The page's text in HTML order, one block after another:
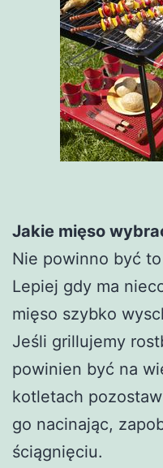
Jakie mięso
Nie powinno być
Lepiej gdy ma
mięso szybko
Jeśli grillujemy
powinien być na
kotletach
go nacinając,
ściągnięciu.